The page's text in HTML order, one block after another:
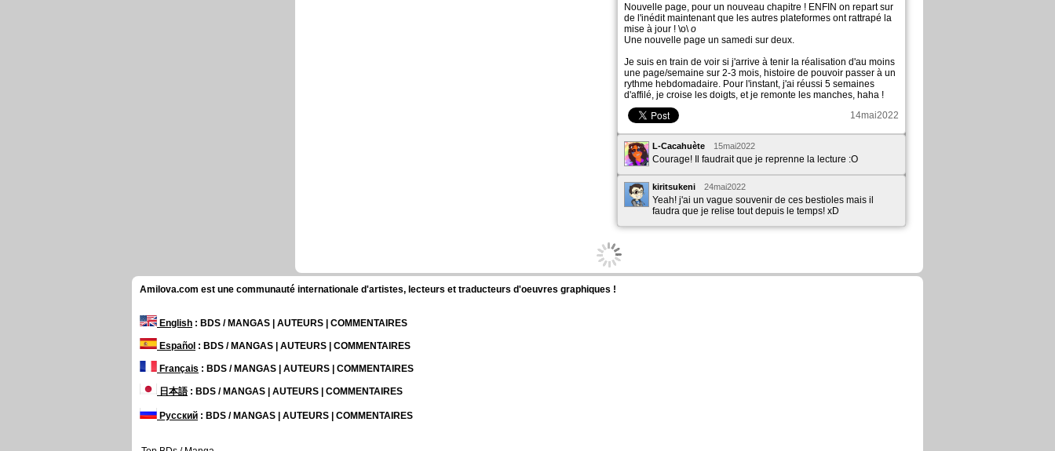
Nouvelle page, pour un nouveau chapitre ! ENFIN on repart sur
de l'inédit maintenant que les autres plateformes ont rattrapé la
mise à jour ! \o\o
Une nouvelle page un samedi sur deux.
Je suis en train de voir si j'arrive à tenir la réalisation d'au moins
une page/semaine sur 2-3 mois, histoire de pouvoir passer à un
rythme hebdomadaire. Pour l'instant, j'ai réussi 5 semaines
d'affilé, je croise les doigts, et je remonte les manches, haha !
14mai2022
L-Cacahuète 15mai2022
Courage! Il faudrait que je reprenne la lecture :O
kiritsukeni 24mai2022
Yeah! j'ai un vague souvenir de ces bestioles mais il
faudra que je relise tout depuis le temps! xD